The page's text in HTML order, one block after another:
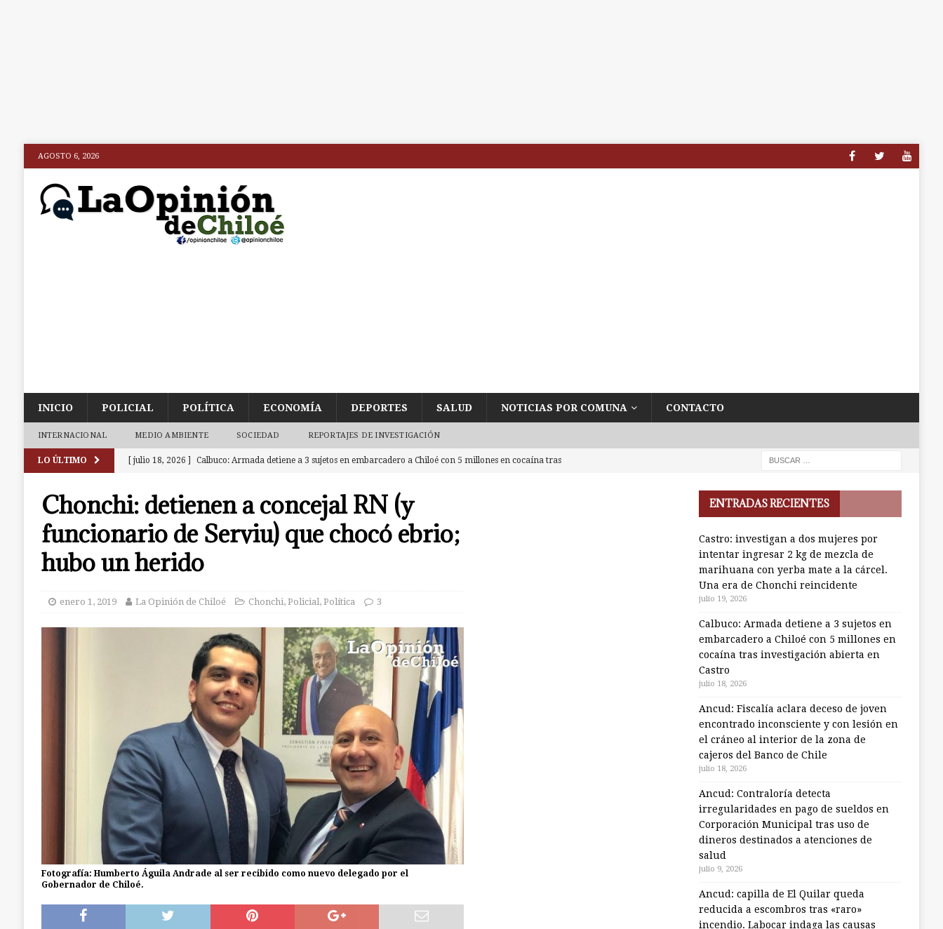
AGOSTO 6, 2026
INICIO POLICIAL POLÍTICA ECONOMÍA DEPORTES SALUD NOTICIAS POR COMUNA CONTACTO
INTERNACIONAL MEDIO AMBIENTE SOCIEDAD REPORTAJES DE INVESTIGACIÓN
LO ÚLTIMO [ julio 18, 2026 ] Calbuco: Armada detiene a 3 sujetos en embarcadero a Chiloé con 5 millones en cocaína tras
[ julio 18, 2026 ] Ancud: Fiscalía aclara deceso de joven encontrado inconsciente y con lesión en el cráneo al interior
de la zona de cajeros del Banco de Chile ANCUD
[ julio 9, 2026 ] Ancud: Contraloría detecta irregularidades en pago de sueldos en Corporación Municipal tras uso de
[ julio 7, 2026 ] Ancud: capilla de El Quilar queda reducida a escombros tras «raro» incendio. Labocar indaga las
causas ANCUD
Castro: investigan a dos mujeres por intentar ingresar 2 kg de mezcla de marihuana con yerba mate
a la cárcel. Una era de Chonchi reincidente CASTRO
Chonchi: detienen a concejal RN (y
funcionario de Serviu) que chocó ebrio;
hubo un herido
enero 1, 2019 La Opinión de Chiloé Chonchi, Policial, Política 3
Fotografía: Humberto Águila Andrade al ser recibido como nuevo delegado por el
Gobernador de Chiloé.
ENTRADAS RECIENTES
Castro: investigan a dos mujeres por
intentar ingresar 2 kg de mezcla de
marihuana con yerba mate a la cárcel.
Una era de Chonchi reincidente
julio 19, 2026
Calbuco: Armada detiene a 3 sujetos en
embarcadero a Chiloé con 5 millones en
cocaína tras investigación abierta en
Castro
julio 18, 2026
Ancud: Fiscalía aclara deceso de joven
encontrado inconsciente y con lesión en
el cráneo al interior de la zona de
cajeros del Banco de Chile
julio 18, 2026
Ancud: Contraloría detecta
irregularidades en pago de sueldos en
Corporación Municipal tras uso de
dineros destinados a atenciones de
salud
julio 9, 2026
Ancud: capilla de El Quilar queda
reducida a escombros tras «raro»
incendio. Labocar indaga las causas